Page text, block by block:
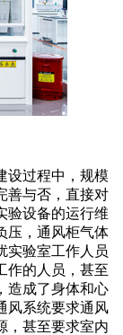
设过程中，规模
善与否，直接对
验设备的运行维
压，通风柜气体
实验室工作人员
作的人员，甚至
造成了身体和心
风系统要求通风
，甚至要求室内